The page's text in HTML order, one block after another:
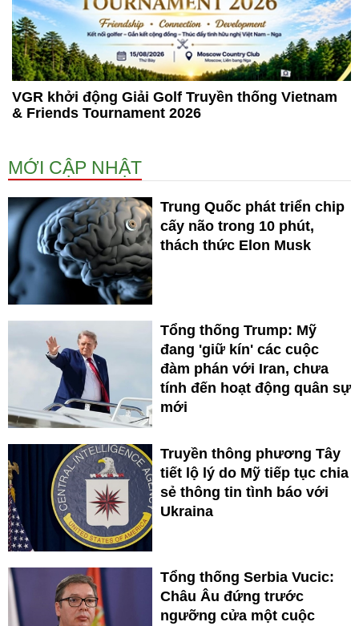
VGR khởi động Giải Golf Truyền thống Vietnam
& Friends Tournament 2026
MỚI CẬP NHẬT
Trung Quốc phát triển chip
cấy não trong 10 phút,
thách thức Elon Musk
Tổng thống Trump: Mỹ
đang 'giữ kín' các cuộc
đàm phán với Iran, chưa
tính đến hoạt động quân sự
mới
Truyền thông phương Tây
tiết lộ lý do Mỹ tiếp tục chia
sẻ thông tin tình báo với
Ukraina
Tổng thống Serbia Vucic:
Châu Âu đứng trước
ngưỡng cửa một cuộc